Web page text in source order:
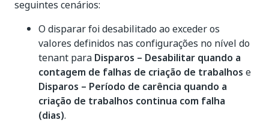
seguintes cenários:
O disparar foi desabilitado ao exceder os
valores definidos nas configurações no nível do
tenant para Disparos – Desabilitar quando a
contagem de falhas de criação de trabalhos e
Disparos – Período de carência quando a
criação de trabalhos continua com falha
(dias).